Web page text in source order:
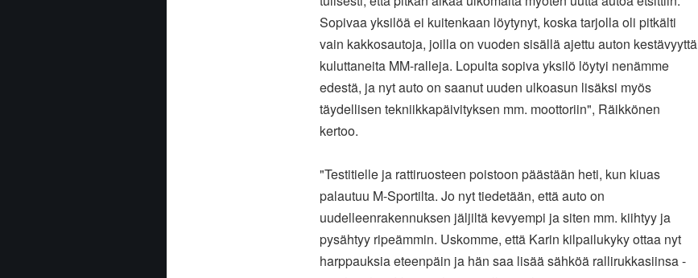
Sopivaa yksilöä ei kuitenkaan löytynyt, koska tarjolla oli pitkälti
vain kakkosautoja, joilla on vuoden sisällä ajettu auton kestävyyttä
kuluttaneita MM-ralleja. Lopulta sopiva yksilö löytyi nenämme
edestä, ja nyt auto on saanut uuden ulkoasun lisäksi myös
täydellisen tekniikkapäivityksen mm. moottoriin", Räikkönen
kertoo.
"Testitielle ja rattiruosteen poistoon päästään heti, kun kiuas
palautuu M-Sportilta. Jo nyt tiedetään, että auto on
uudelleenrakennuksen jäljiltä kevyempi ja siten mm. kiihtyy ja
pysähtyy ripeämmin. Uskomme, että Karin kilpailukyky ottaa nyt
harppauksia eteenpäin ja hän saa lisää sähköä rallirukkasiinsa -